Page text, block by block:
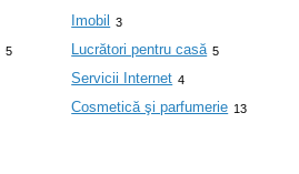
Imobil 3
5 Lucrători pentru casă 5
Servicii Internet 4
Cosmetică şi parfumerie 13